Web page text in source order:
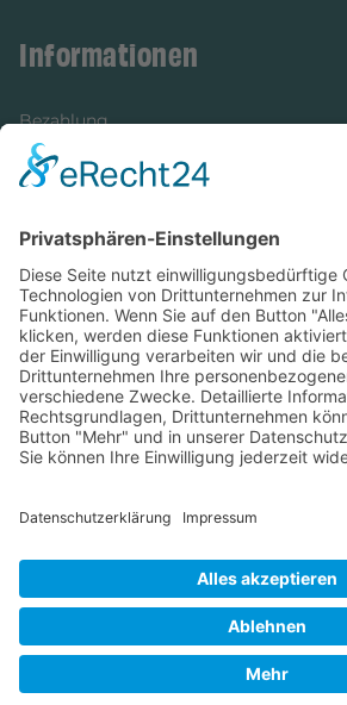
Informationen
Bezahlung
Newsletter
Versandinformationen
Verfügbarkeit/Verträglichkeit
Rechtliches
Widerrufsrecht und Widerrufsformular
Impressum
Datenschutzerklärung
Cookie-Einstellungen
AGB
Streitbeilegungsstelle
Vertrag widerrufen